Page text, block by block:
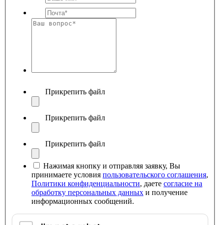
Прикрепить файл
Прикрепить файл
Прикрепить файл
Нажимая кнопку и отправляя заявку, Вы
принимаете условия пользовательского соглашения,
Политики конфиденциальности, даете согласие на
обработку персональных данных и получение
информационных сообщений.